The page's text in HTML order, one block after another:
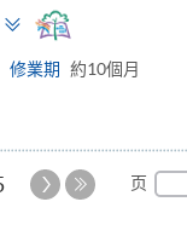
Toggle
panel
修業期 約10個月
下
页